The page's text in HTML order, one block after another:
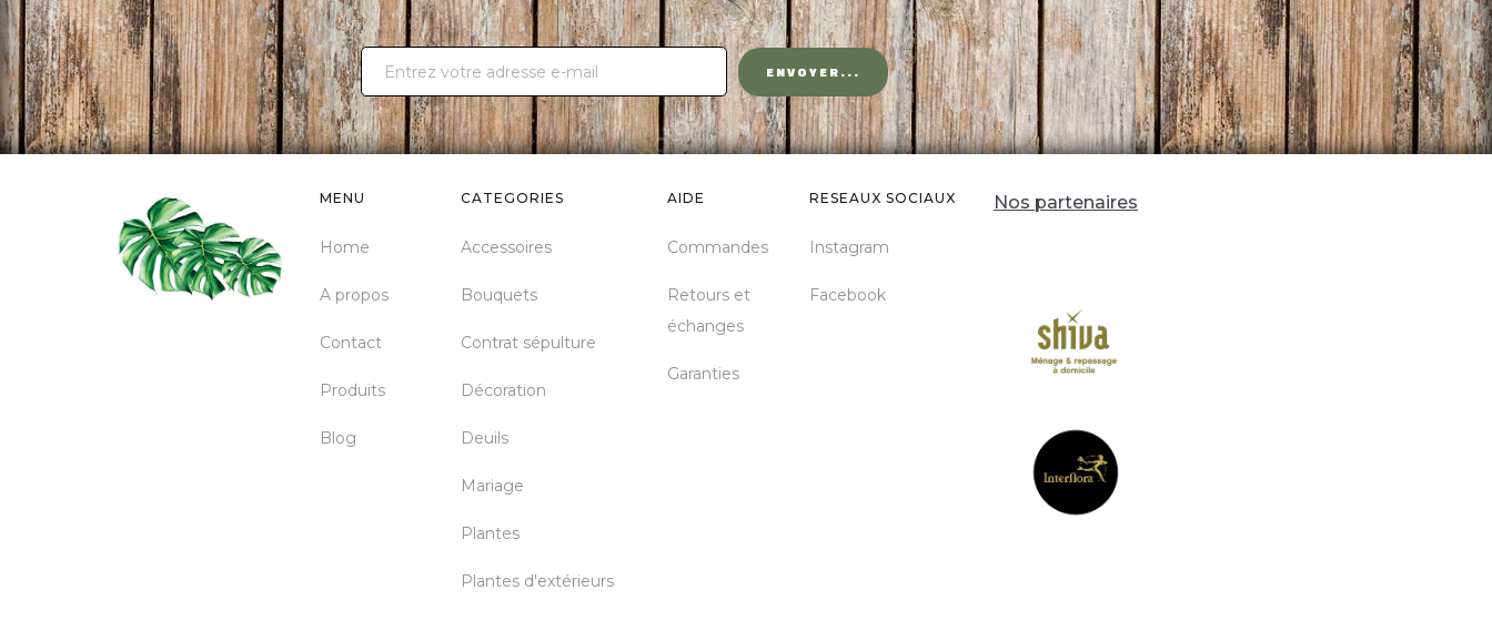
MENU
Home
A propos
Contact
Produits
Blog
CATEGORIES Nos partenaires
Accessoires
Bouquets
Contrat sépulture
Décoration
Deuils
Mariage
Plantes
Plantes d'extérieurs
AIDE
Commandes
Retours et
échanges
Garanties
RESEAUX SOCIAUX
Instagram
Facebook